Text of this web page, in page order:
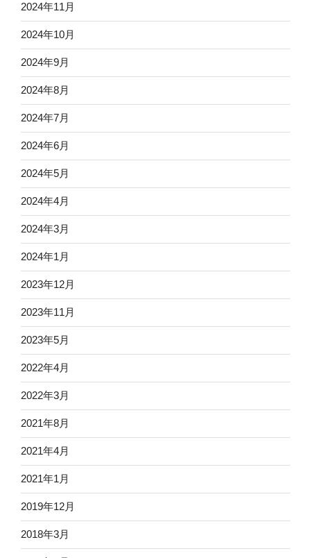
2024年11月
2024年10月
2024年9月
2024年8月
2024年7月
2024年6月
2024年5月
2024年4月
2024年3月
2024年1月
2023年12月
2023年11月
2023年5月
2022年4月
2022年3月
2021年8月
2021年4月
2021年1月
2019年12月
2018年3月